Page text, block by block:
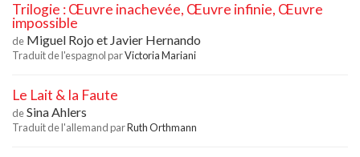
Trilogie : Œuvre inachevée, Œuvre infinie, Œuvre
impossible
de Miguel Rojo et Javier Hernando
Traduit de l'espagnol parVictoria Mariani
Le Lait & la Faute
deSina Ahlers
Traduit de l'allemand parRuth Orthmann